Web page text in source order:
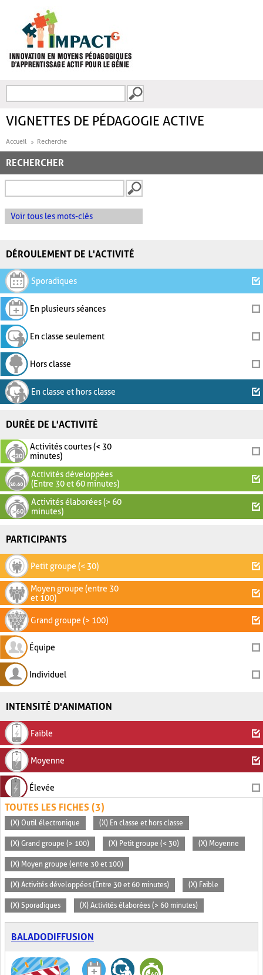
FORMULAIRE DE
VIGNETTES DE PÉDAGOGIE ACTIVE
Accueil Recherche
RECHERCHER
Voir tous les mots-clés
DÉROULEMENT DE L'ACTIVITÉ
Sporadiques
En plusieurs séances
En classe seulement
Hors classe
En classe et hors classe
DURÉE DE L'ACTIVITÉ
Activités courtes (< 30
minutes)
Activités développées
(Entre 30 et 60 minutes)
Activités élaborées (> 60
minutes)
PARTICIPANTS
Petit groupe (< 30)
Moyen groupe (entre 30
et 100)
Grand groupe (> 100)
Équipe
Individuel
INTENSITÉ D'ANIMATION
Faible
Moyenne
Élevée
TOUTES LES FICHES (3)
(X) Outil électronique (X) En classe et hors classe
(X) Grand groupe (> 100) (X) Petit groupe (< 30) (X) Moyenne
(X) Moyen groupe (entre 30 et 100)
(X) Activités développées (Entre 30 et 60 minutes) (X) Faible
(X) Sporadiques (X) Activités élaborées (> 60 minutes)
BALADODIFFUSION